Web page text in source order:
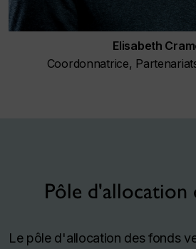
Elisabeth
Coordonnatrice,
Pôle d'allocation
Le pôle d'allocation des fonds